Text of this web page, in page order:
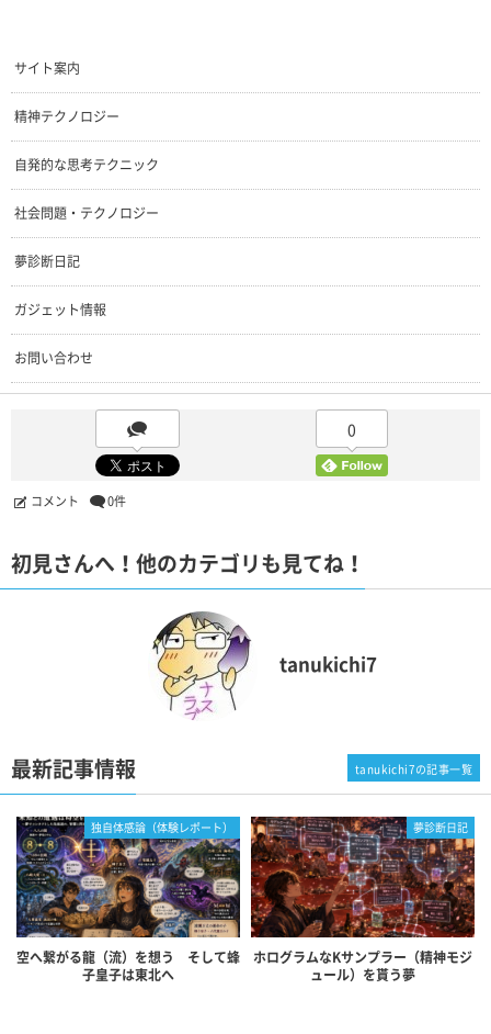
サイト案内
精神テクノロジー
自発的な思考テクニック
社会問題・テクノロジー
夢診断日記
ガジェット情報
お問い合わせ
0
コメント 0件
初見さんへ！他のカテゴリも見てね！
tanukichi7
最新記事情報
独自体感論（体験レポート）
空へ繋がる龍（流）を想う そして蜂
子皇子は東北へ
夢診断日記
ホログラムなKサンプラー（精神モジ
ュール）を貰う夢
tanukichi7の記事一覧